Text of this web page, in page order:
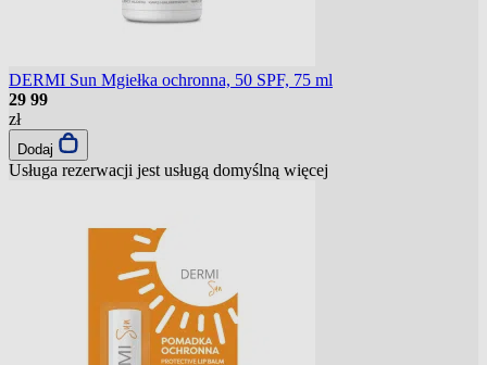
DERMI Sun Mgiełka ochronna, 50 SPF, 75 ml
29 99
zł
Dodaj
Usługa rezerwacji jest usługą domyślną więcej